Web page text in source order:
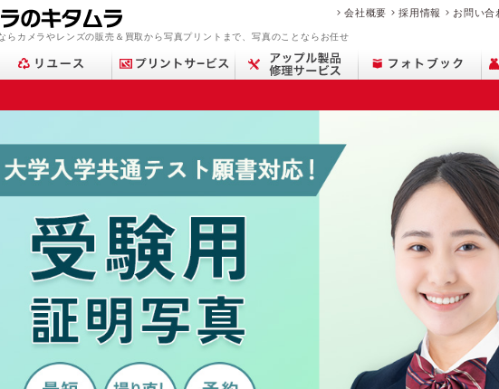
らカメラやレンズの販売＆買取から写真プリントまで、写真のことならお任せ
会社概要 採用情報 お問い合